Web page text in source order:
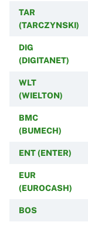
TAR
(TARCZYNSKI)
DIG
(DIGITANET)
WLT
(WIELTON)
BMC
(BUMECH)
ENT (ENTER)
EUR
(EUROCASH)
BOS